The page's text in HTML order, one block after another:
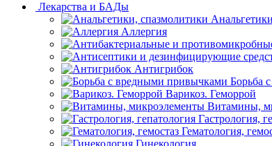
Лекарства и БАДы
Аллергия
Антигрибок
Борьба
Варикоз. Геморрой
Витамины,
Гастрология,
Гематология,
Гинекология